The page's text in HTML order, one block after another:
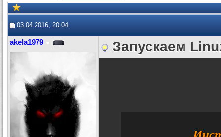
03.04.2016, 20:04
akela1979 Запускаем